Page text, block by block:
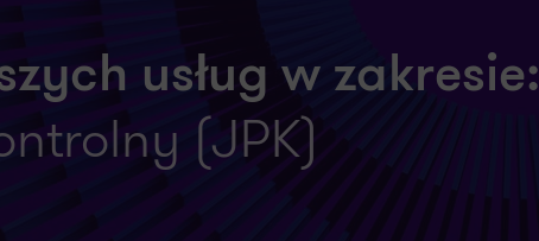
usług w zakresie:
(JPK)